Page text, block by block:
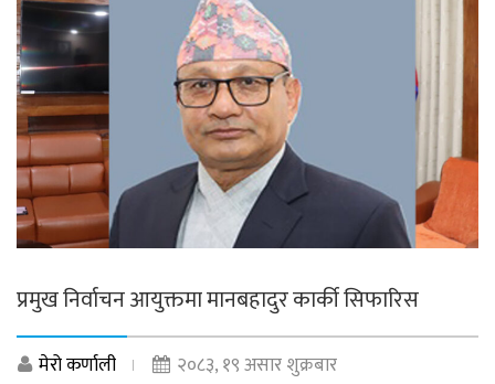
प्रमुख निर्वाचन आयुक्तमा मानबहादुर कार्की सिफारिस
मेरो कर्णाली
२०८३, १९ असार शुक्रबार